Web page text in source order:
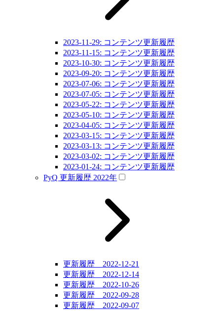
2023-11-29: コンテンツ更新履歴
2023-11-15: コンテンツ更新履歴
2023-10-30: コンテンツ更新履歴
2023-09-20: コンテンツ更新履歴
2023-07-06: コンテンツ更新履歴
2023-07-05: コンテンツ更新履歴
2023-05-22: コンテンツ更新履歴
2023-05-10: コンテンツ更新履歴
2023-04-05: コンテンツ更新履歴
2023-03-15: コンテンツ更新履歴
2023-03-13: コンテンツ更新履歴
2023-03-02: コンテンツ更新履歴
2023-01-24: コンテンツ更新履歴
PyQ 更新履歴 2022年
更新履歴 2022-12-21
更新履歴 2022-12-14
更新履歴 2022-10-26
更新履歴 2022-09-28
更新履歴 2022-09-07